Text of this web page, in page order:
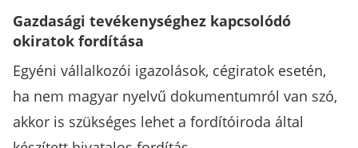
Gazdasági tevékenységhez kapcsolódó
okiratok fordítása
Egyéni vállalkozói igazolások, cégiratok esetén,
ha nem magyar nyelvű dokumentumról van szó,
akkor is szükséges lehet a fordítóiroda által